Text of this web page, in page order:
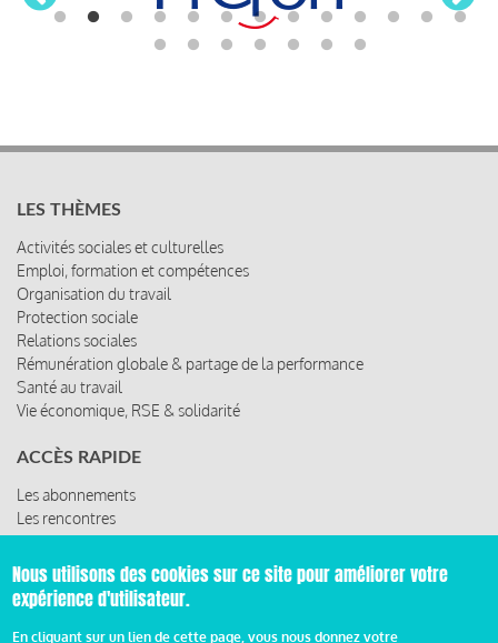
Emploi, formation et compétences
Organisation du travail
Protection sociale
Relations sociales
Rémunération globale & partage de la performance
Santé au travail
Vie économique, RSE & solidarité
Les rencontres
Les ressources
© 2019 Miroir Social - Réalisé par
Nous utilisons des cookies sur ce site pour améliorer votre
expérience d'utilisateur.
En cliquant sur un lien de cette page, vous nous donnez votre